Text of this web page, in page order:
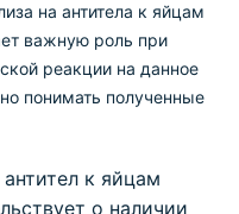
на антитела к яйцам
важную роль при
реакции на данное
понимать полученные
к яйцам
о наличии